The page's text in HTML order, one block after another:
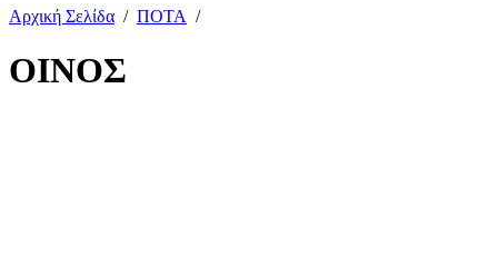
Αρχική Σελίδα / ΠΟΤΑ /
ΟΙΝΟΣ